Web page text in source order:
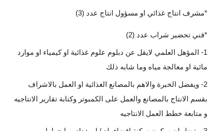
*مشرف انتاج غذائي او مسؤول انتاج عدد (3)
*فني تحضير شراب عدد (2)
1- المؤهل العلمي لايقل عن دبلوم علوم غذائية او كيمياء او موارد
مائية او معالجة مياه وما شابه ذلك
2- ويفضل الخبرة والاهم بالمصانع الغذائية او العمل بالاشراف
بقسم الانتاج بالمصانع والعمل على الكمبوتر وكتابة تقارير الانتاجيه
و متابعة خطط العمل الانتاجيه